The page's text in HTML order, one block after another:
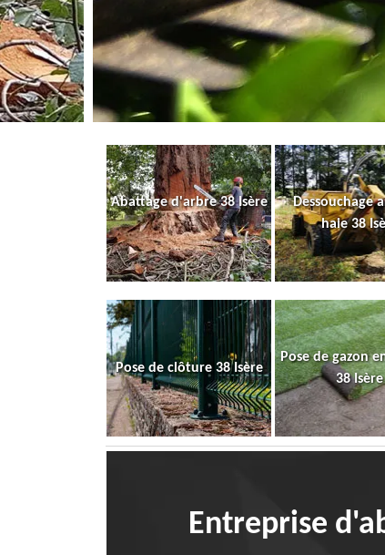
Abattage d'arbre 38 Isère
Dessouchage
haie 38
Pose de clôture 38 Isère
Pose de gazon
38 Isère
Entreprise